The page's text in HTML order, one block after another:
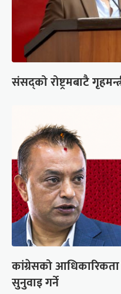
संसद्को रोष्ट्रमबाटै
कांग्रेसको
सुनुवाइ गर्ने